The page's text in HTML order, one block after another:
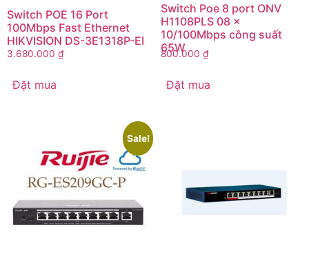
Switch POE 16 Port
100Mbps Fast Ethernet
HIKVISION DS-3E1318P-EI
3.680.000 ₫
Đặt mua
Switch Poe 8 port ONV
H1108PLS 08 x
10/100Mbps công suất
65W
800.000 ₫
Đặt mua
Sale!